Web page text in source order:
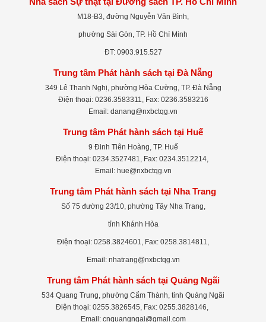
M18-B3, đường Nguyễn Văn Bình,
phường Sài Gòn, TP. Hồ Chí Minh
ĐT: 0903.915.527
Trung tâm Phát hành sách tại Đà Nẵng
349 Lê Thanh Nghị, phường Hòa Cường, TP. Đà Nẵng
Điện thoại: 0236.3583311, Fax: 0236.3583216
Email: danang@nxbctqg.vn
Trung tâm Phát hành sách tại Huế
9 Đinh Tiên Hoàng, TP. Huế
Điện thoại: 0234.3527481, Fax: 0234.3512214,
Email: hue@nxbctqg.vn
Trung tâm Phát hành sách tại Nha Trang
Số 75 đường 23/10, phường Tây Nha Trang,
tỉnh Khánh Hòa
Điện thoại: 0258.3824601, Fax: 0258.3814811,
Email: nhatrang@nxbctqg.vn
Trung tâm Phát hành sách tại Quảng Ngãi
534 Quang Trung, phường Cẩm Thành, tỉnh Quảng Ngãi
Điện thoại: 0255.3826545, Fax: 0255.3828146,
Email: cnquangngai@gmail.com